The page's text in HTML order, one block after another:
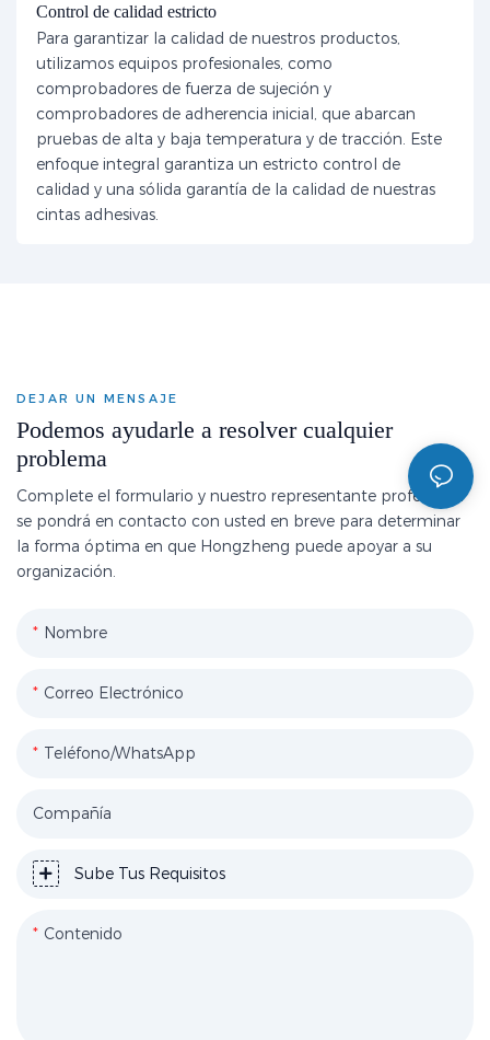
Control de calidad estricto
Para garantizar la calidad de nuestros productos,
utilizamos equipos profesionales, como
comprobadores de fuerza de sujeción y
comprobadores de adherencia inicial, que abarcan
pruebas de alta y baja temperatura y de tracción. Este
enfoque integral garantiza un estricto control de
calidad y una sólida garantía de la calidad de nuestras
cintas adhesivas.
DEJAR UN MENSAJE
Podemos ayudarle a resolver cualquier
problema
Complete el formulario y nuestro representante profesional
se pondrá en contacto con usted en breve para determinar
la forma óptima en que Hongzheng puede apoyar a su
organización.
Nombre
Correo Electrónico
Teléfono/WhatsApp
Compañía
Sube Tus Requisitos
Contenido